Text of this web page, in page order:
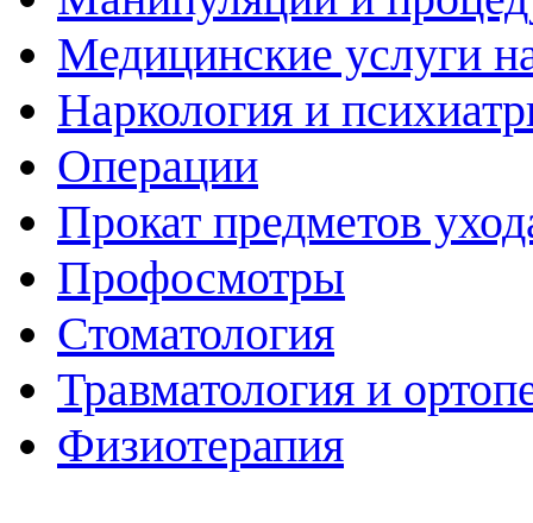
Медицинские услуги
Наркология и
Операции
Прокат предметов
Профосмотры
Стоматология
Травматология и
Физиотерапия